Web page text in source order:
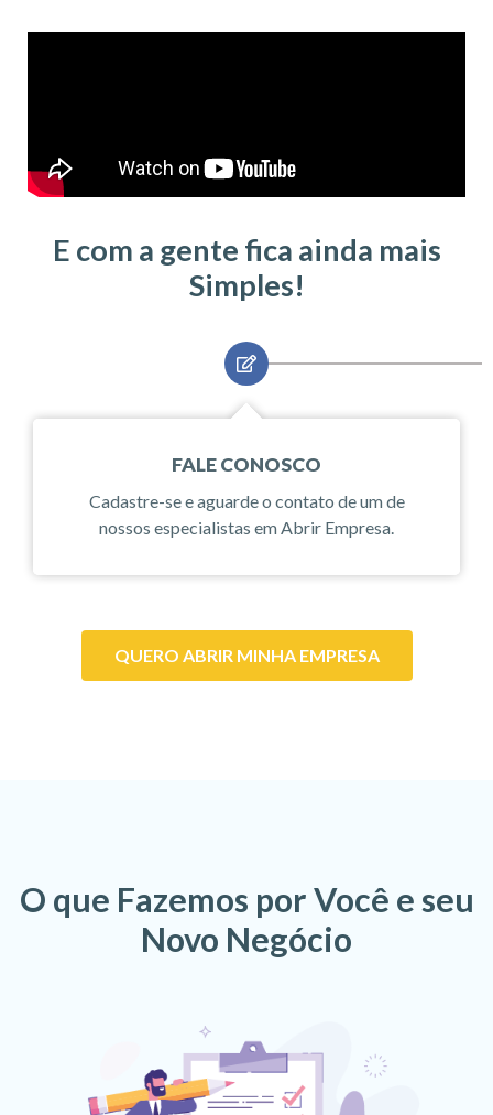
E com a gente fica ainda mais
Simples!
FALE CONOSCO
Cadastre-se e aguarde o contato de um de
nossos especialistas em Abrir Empresa.
QUERO ABRIR MINHA EMPRESA
O que Fazemos por Você e seu
Novo Negócio